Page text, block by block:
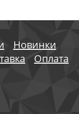
Новинки
Оплата